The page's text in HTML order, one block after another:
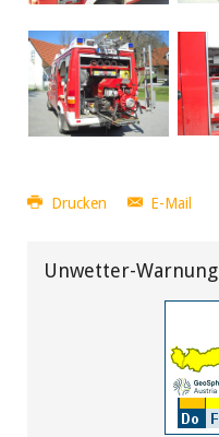
Drucken E-Mail
Unwetter-Warnung